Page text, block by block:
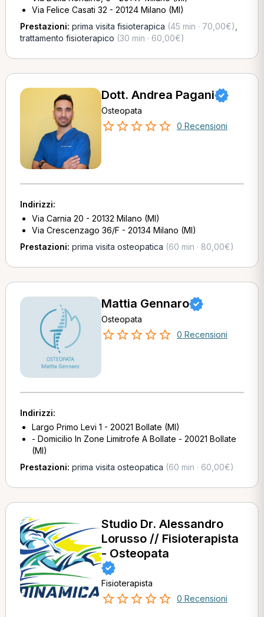
Via Felice Casati 32 - 20124 Milano (MI)
Prestazioni: prima visita fisioterapica (45 min · 70,00€)
trattamento fisioterapico (30 min · 60,00€)
Dott. Andrea Pagani
Osteopata
0 Recensioni
Indirizzi:
Via Carnia 20 - 20132 Milano (MI)
Via Crescenzago 36/F - 20134 Milano (MI)
Prestazioni: prima visita osteopatica (60 min · 80,00€)
Mattia Gennaro
Osteopata
0 Recensioni
Indirizzi:
Largo Primo Levi 1 - 20021 Bollate (MI)
- Domicilio In Zone Limitrofe A Bollate - 20021 Bollate
(MI)
Prestazioni: prima visita osteopatica (60 min · 60,00€)
Studio Dr. Alessandro
Lorusso // Fisioterapista
- Osteopata
Fisioterapista
0 Recensioni